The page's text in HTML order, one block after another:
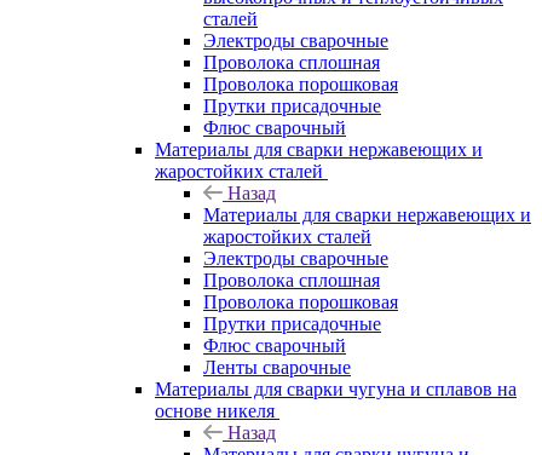
сталей
Электроды сварочные
Проволока сплошная
Проволока порошковая
Прутки присадочные
Флюс сварочный
Материалы для сварки нержавеющих и
жаростойких сталей
Назад
Материалы для сварки нержавеющих и
жаростойких сталей
Электроды сварочные
Проволока сплошная
Проволока порошковая
Прутки присадочные
Флюс сварочный
Ленты сварочные
Материалы для сварки чугуна и сплавов на
основе никеля
Назад